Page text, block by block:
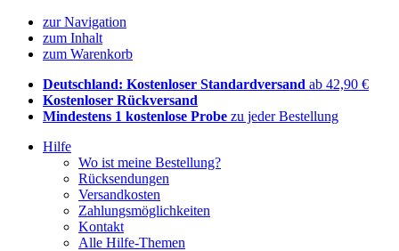
zur Navigation
zum Inhalt
zum Warenkorb
Deutschland: Kostenloser Standardversand ab 42,90 €
Kostenloser Rückversand
Mindestens 1 kostenlose Probe zu jeder Bestellung
Hilfe
Wo ist meine Bestellung?
Rücksendungen
Versandkosten
Zahlungsmöglichkeiten
Kontakt
Alle Hilfe-Themen